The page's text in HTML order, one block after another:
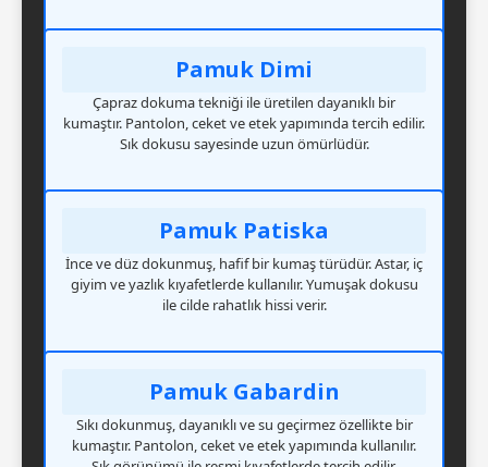
Pamuk Dimi
Çapraz dokuma tekniği ile üretilen dayanıklı bir
kumaştır. Pantolon, ceket ve etek yapımında tercih edilir.
Sık dokusu sayesinde uzun ömürlüdür.
Pamuk Patiska
İnce ve düz dokunmuş, hafif bir kumaş türüdür. Astar, iç
giyim ve yazlık kıyafetlerde kullanılır. Yumuşak dokusu
ile cilde rahatlık hissi verir.
Pamuk Gabardin
Sıkı dokunmuş, dayanıklı ve su geçirmez özellikte bir
kumaştır. Pantolon, ceket ve etek yapımında kullanılır.